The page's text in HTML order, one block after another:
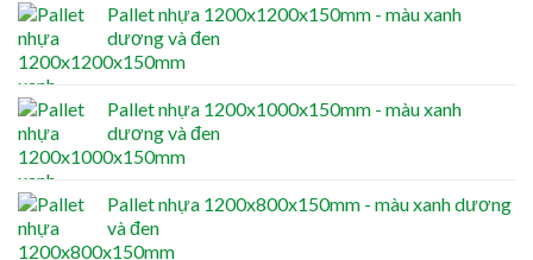
Pallet nhựa 1200x1200x150mm - màu xanh
dương và đen
Pallet nhựa 1200x1000x150mm - màu xanh
dương và đen
Pallet nhựa 1200x800x150mm - màu xanh dương
và đen